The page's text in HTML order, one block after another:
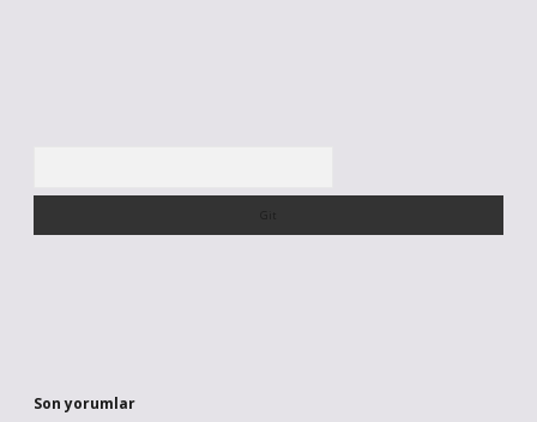
Son yorumlar